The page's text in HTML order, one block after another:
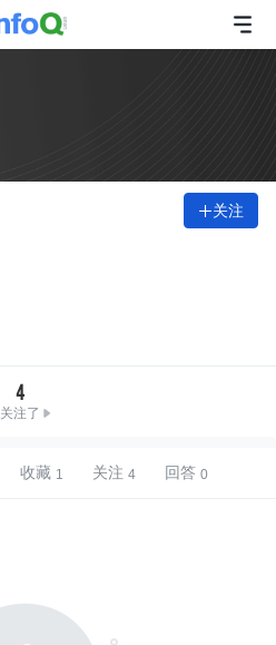
关注
4
关注了
收藏 关注 回答